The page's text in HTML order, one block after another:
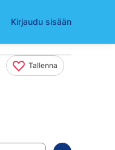
Kirjaudu sisään
Tallenna